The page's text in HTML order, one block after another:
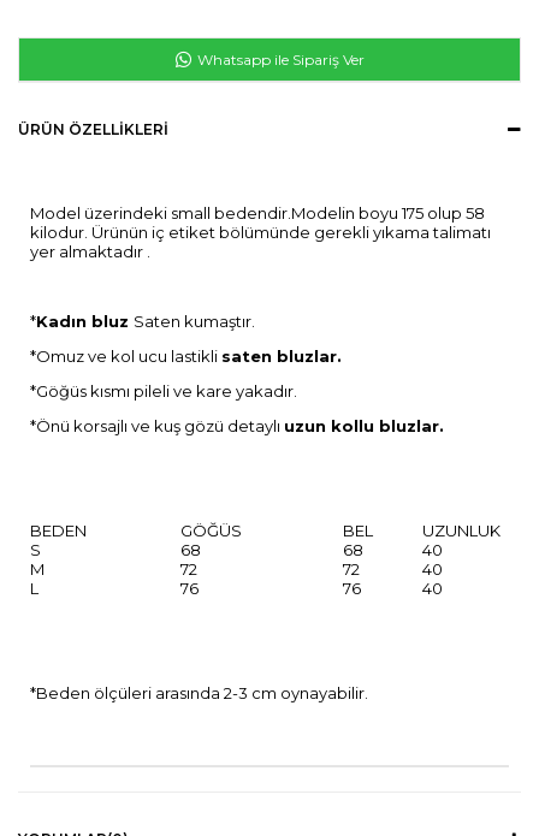
Whatsapp ile Sipariş Ver
ÜRÜN ÖZELLIKLERI
Model üzerindeki small bedendir.Modelin boyu 175 olup 58
kilodur. Ürünün iç etiket bölümünde gerekli yıkama talimatı
yer almaktadır .
*Kadın bluz Saten kumaştır.
*Omuz ve kol ucu lastikli saten bluzlar.
*Göğüs kısmı pileli ve kare yakadır.
*Önü korsajlı ve kuş gözü detaylı uzun kollu bluzlar.
BEDEN GÖĞÜS BEL
UZUNLUK
S
68 68
40
M
72 72
40
L
76 76 40
*Beden ölçüleri arasında 2-3 cm oynayabilir.